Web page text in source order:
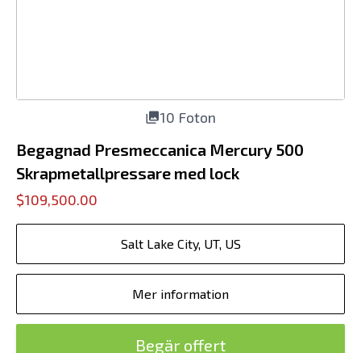
10 Foton
Begagnad Presmeccanica Mercury 500
Skrapmetallpressare med lock
$109,500.00
Salt Lake City, UT, US
Mer information
Begär offert